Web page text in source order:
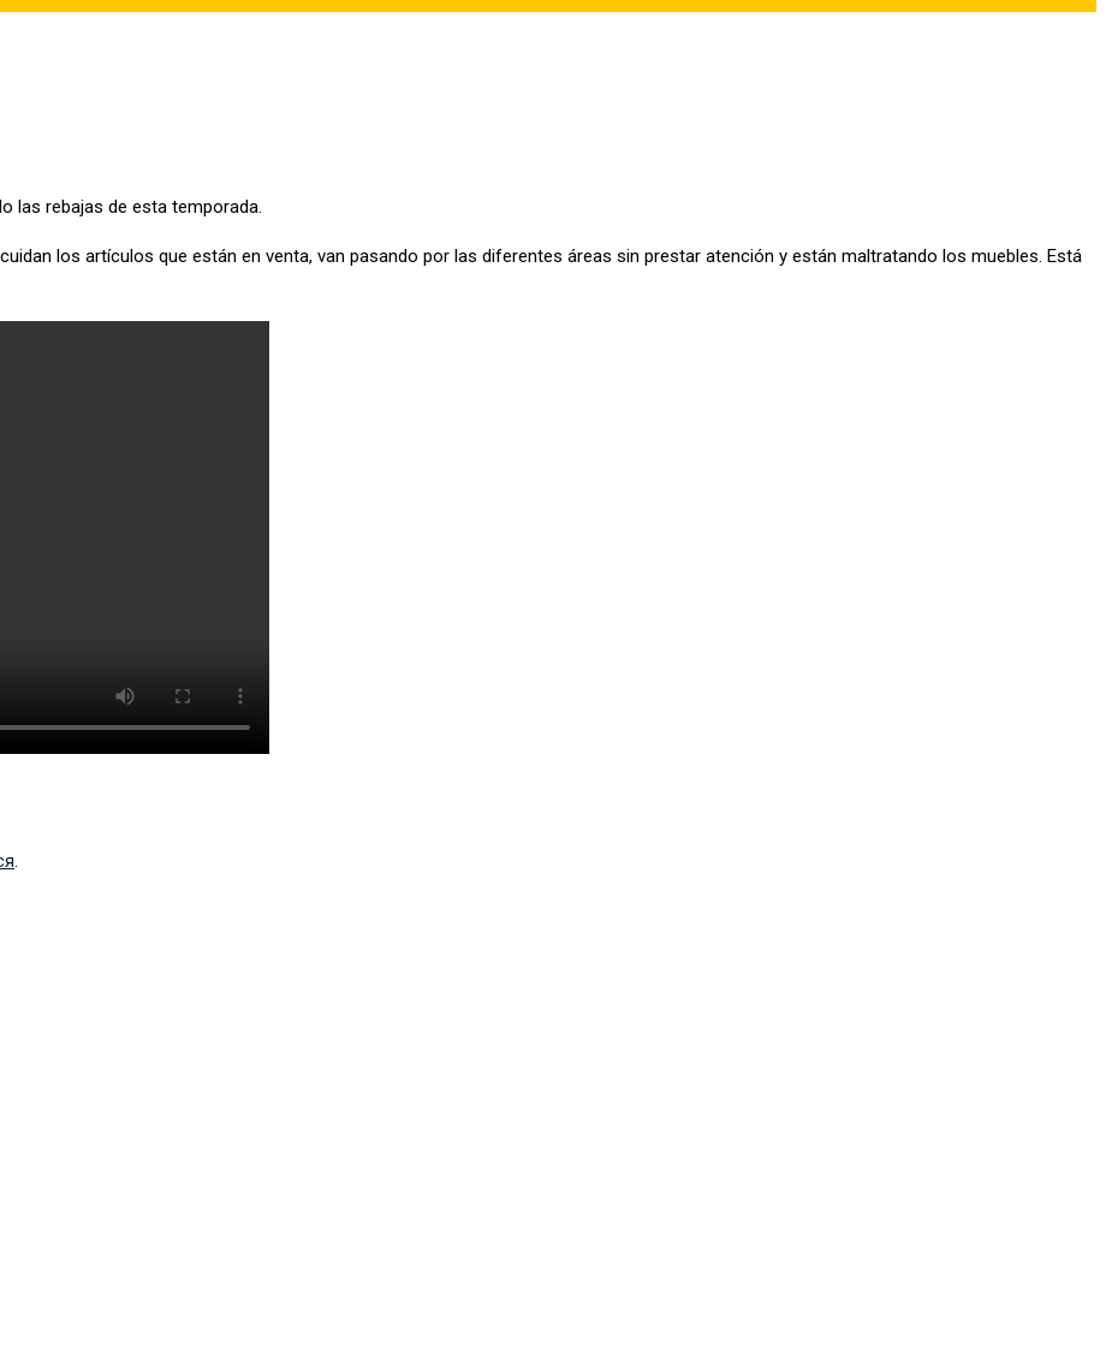
las rebajas de esta temporada.
los artículos que están en venta, van pasando por las diferentes áreas sin prestar atención y están maltratando los muebles. Está